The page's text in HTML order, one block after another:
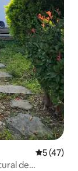
5 de uma
5 (47)
de